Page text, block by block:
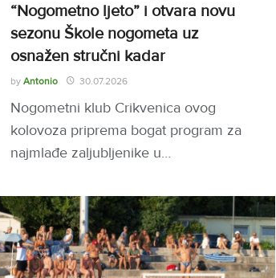
“Nogometno ljeto” i otvara novu
sezonu Škole nogometa uz
osnažen stručni kadar
by Antonio 30.07.2026
Nogometni klub Crikvenica ovog
kolovoza priprema bogat program za
najmlađe zaljubljenike u…